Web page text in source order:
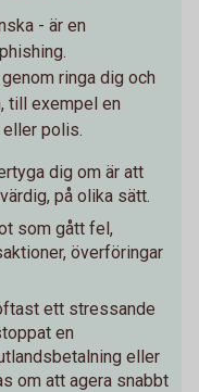
- är en
ringa dig och
till exempel en
eller polis.
dig om är att
på olika sätt.
som gått fel,
överföringar
ett stressande
en
eller
om att agera snabbt